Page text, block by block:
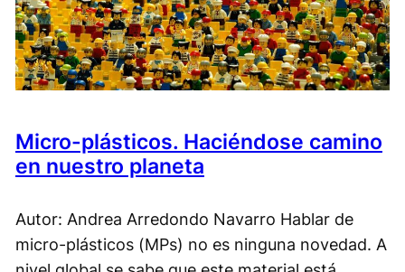
Micro-plásticos. Haciéndose camino
en nuestro planeta
Autor: Andrea Arredondo Navarro Hablar de
micro-plásticos (MPs) no es ninguna novedad. A